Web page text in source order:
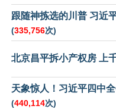
跟随神拣选的川普 习近
(335,756次)
北京昌平拆小产权房 上
天象惊人！习近平四中
(440,114次)